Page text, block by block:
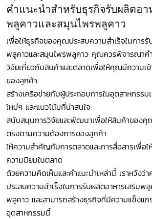
คำแนะนำสำหรับธุรกิจรับผลิตอา
พลูคาวและสมุนไพรพลูคาว
เพื่อให้ธุรกิจของคุณประสบความสำเร็จในการรั
พลูคาวและสมุนไพรพลูคาว คุณควรพิจารณาค
วิจัยเกี่ยวกับสินค้าและตลาดเพื่อให้คุณมีความเ
ของลูกค้า
สร้างเครือข่ายกับผู้ประกอบการในอุตสาหกรรม
ใหม่ๆ และแนวโน้มที่น่าสนใจ
สนับสนุนการวิจัยและพัฒนาเพื่อให้สินค้าของ
ตรงตามความต้องการของลูกค้า
ให้ความสำคัญกับการตลาดและการสื่อสารเพื่อ
ความนิยมในตลาด
ด้วยความคิดเห็นและคำแนะนำเหล่านี้ เราหวังว่
ประสบความสำเร็จในการรับผลิตอาหารเสริมพ
พลูคาว และสามารถสร้างธุรกิจที่มีความแข็งแก
อุตสาหกรรมนี้